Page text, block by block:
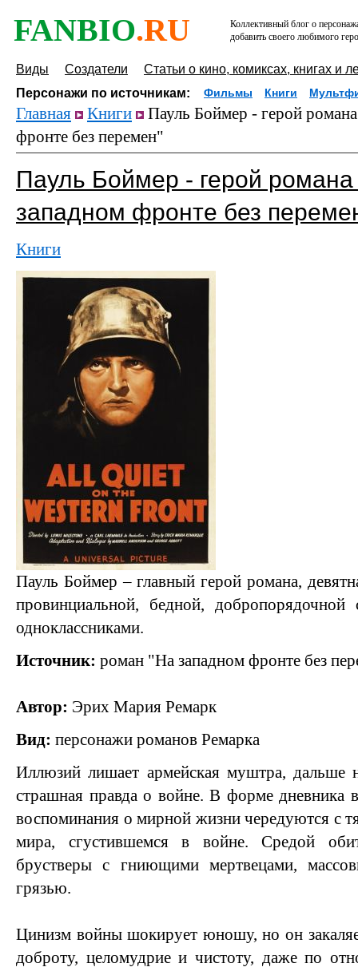
FANBIO.RU
Коллективный блог о
добавить своего любимого
Виды Создатели
Статьи о кино, комиксах, книгах и
Персонажи по источникам:
Фильмы Книги
Главная Книги
Пауль Боймер - герой
фронте без перемен"
Пауль Боймер - герой
западном фронте без
Книги
Пауль Боймер – главный герой романа,
провинциальной, бедной,
одноклассниками.
Источник: роман "На западном фронте без
Автор: Эрих Мария Ремарк
Вид: персонажи романов Ремарка
Иллюзий лишает армейская муштра, дальше
страшная правда о войне. В форме дневника
воспоминания о мирной жизни чередуются с
мира, сгустившемся в войне. Средой
брустверы с гниющими мертвецами,
грязью.
Цинизм войны шокирует юношу, но он
доброту, целомудрие и чистоту, даже по